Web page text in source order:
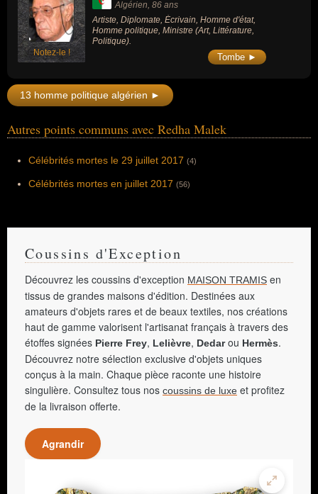
Notez-le !
Algérien , 86 ans
Artiste, Diplomate, Écrivain, Homme d'état,
Homme politique, Ministre (Art, Littérature,
Politique).
Tombe ►
13 homme politique algérien ►
Autres points communs avec Redha Malek
Célébrités mortes le 29 juillet 2017 (4)
Célébrités mortes en juillet 2017 (56)
Coussins d'Exception
Découvrez les coussins d'exception MAISON TRAMIS en
tissus de grandes maisons d'édition. Destinées aux
amateurs d'objets rares et de beaux textiles, nos créations
haut de gamme valorisent l'artisanat français à travers des
étoffes signées Pierre Frey, Lelièvre, Dedarou Hermès.
Découvrez notre sélection exclusive d'objets uniques
conçus à la main. Chaque pièce raconte une histoire
singulière. Consultez tous nos coussins de luxe et profitez
de la livraison offerte.
Agrandir